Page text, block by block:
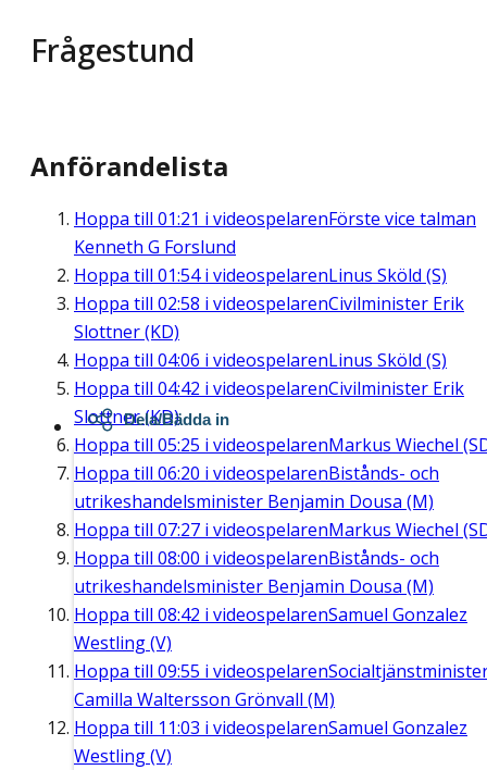
Frågestund
Anförandelista
Hoppa till 01:21 i videospelarenFörste vice talman
Kenneth G Forslund
Hoppa till 01:54i videospelarenLinus Sköld (S)
Hoppa till 02:58 i videospelarenCivilminister Erik
Slottner (KD)
Hoppa till 04:06 i videospelarenLinus Sköld (S)
Hoppa till 04:42 i videospelarenCivilminister Erik
Slottner (KD)
Hoppa till 05:25 i videospelarenMarkus Wiechel
Hoppa till 06:20 i videospelarenBistånds- och
utrikeshandelsminister Benjamin Dousa (M)
Hoppa till 07:27 i videospelarenMarkus Wiechel
Hoppa till 08:00 i videospelarenBistånds- och
utrikeshandelsminister Benjamin Dousa (M)
Hoppa till 08:42 i videospelarenSamuel Gonzalez
Westling (V)
Hoppa till 09:55 i videospelaren
Camilla Waltersson Grönvall (M)
Hoppa till 11:03 i videospelarenSamuel Gonzalez
Westling (V)
Dela/Bädda in